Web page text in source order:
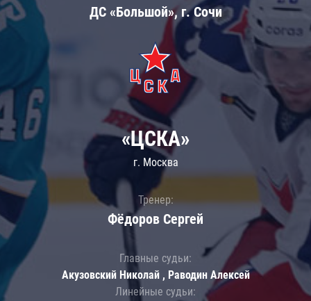
ДС «Большой», г. Сочи
«ЦСКА»
г. Москва
Тренер:
Фёдоров Сергей
Главные судьи:
Акузовский Николай , Раводин Алексей
Линейные судьи: